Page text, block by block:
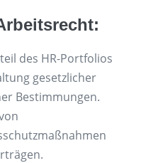
des HR-Portfolios
gesetzlicher
Bestimmungen.